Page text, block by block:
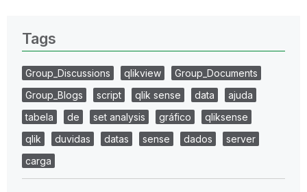
Tags
Group_Discussions qlikview
Group_Documents
Group_Blogs
script qlik sense data
ajuda
tabela
de set analysis gráfico
qliksense
qlik
duvidas datas sense dados
server
carga